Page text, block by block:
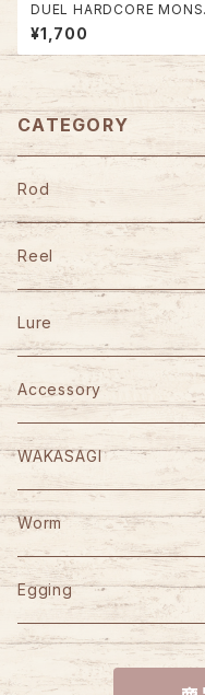
DUEL HARDCORE
R SHOT 80【飛距離抜群！青
に◎】
¥1,700
CATEGORY
Rod
TULALA
Fishman
Abu Garcia
D-3 Custom Lure's
Jet Slow
VARIVAS
ORCA
Reel
DAIWA
SHIMANO
Abu Garcia
SLP WORKS
STUDIO OCEAN MARK
NO LIMITS BLUE HEAVEN
SEAFLOORCONTROL
Lure
GANCRAFT
D-3 Custom Lure's
WooDream
Arbor
D-Bonito
ITO CRAFT
Bowie
岡Craft
Accessory
STUDIO OCEAN MARK
HOOK REMOVER 130S
HOOK REMOVER 165S
HN AE85EX-CORK
CAPS
KAID
SUBROC
WAKASAGI
がまかつ
YGK
DAIWA
Worm
Berkley
Power Bait Max Scent
reins
Egging
YAMASHITA